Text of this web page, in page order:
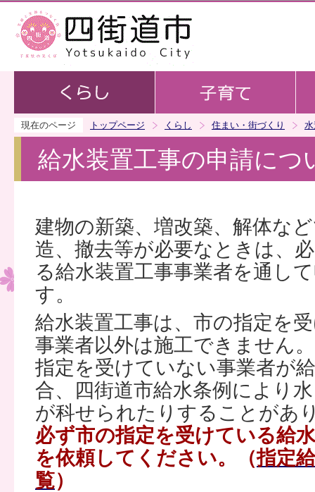
現在のページ トップページ くらし 住まい・街づくり
給水装置工事の申請につ
建物の新築、増改築、解体な
造、撤去等が必要なときは、
る給水装置工事事業者を通し
す。
給水装置工事は、市の指定を
事業者以外は施工できません。
指定を受けていない事業者が
合、四街道市給水条例により
が科せられたりすることがあ
必ず市の指定を受けている給
を依頼してください。（指定
覧）